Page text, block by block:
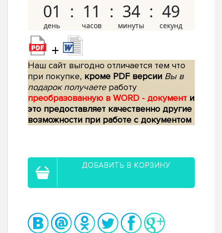
01 11 34 48
+
Наш сайт выгодно отличается тем что
при покупке, кроме PDF версии Вы в
подарок получаетеработу
преобразованную в WORD - документ и
это предоставляет качественно другие
возможности при работе с документом
ДОБАВИТЬ В КОРЗИНУ